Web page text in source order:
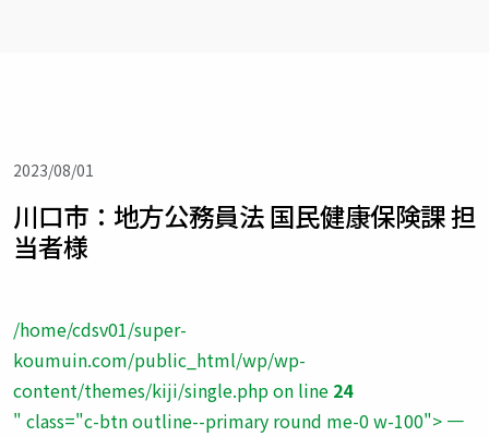
2023/08/01
川口市：地方公務員法 国民健康保険課 担
当者様
/home/cdsv01/super-
koumuin.com/public_html/wp/wp-
content/themes/kiji/single.php on line 24
" class="c-btn outline--primary round me-0 w-100"> 一